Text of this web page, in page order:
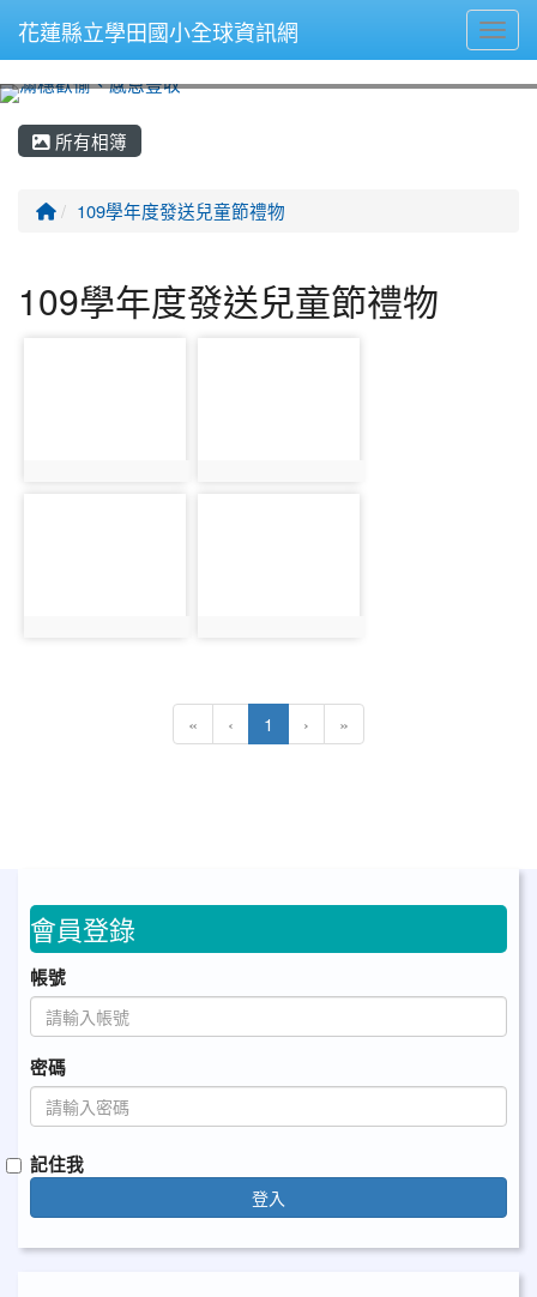
花蓮縣立學田國小全球資訊網
所有相簿
回首頁
109學年度發送兒童節禮物
109學年度發送兒童節禮物
« ‹ 1 (目前頁次)
› »
會員登錄
帳號
密碼
記住我
登入